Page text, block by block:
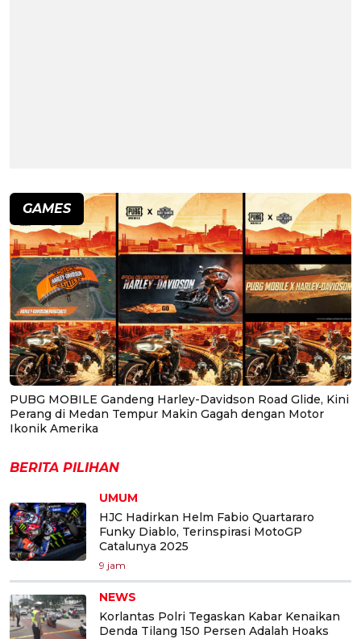
GAMES
PUBG MOBILE Gandeng Harley-Davidson Road Glide, Kini
Perang di Medan Tempur Makin Gagah dengan Motor
Ikonik Amerika
BERITA PILIHAN
UMUM
HJC Hadirkan Helm Fabio Quartararo
Funky Diablo, Terinspirasi MotoGP
Catalunya 2025
9 jam
NEWS
Korlantas Polri Tegaskan Kabar Kenaikan
Denda Tilang 150 Persen Adalah Hoaks